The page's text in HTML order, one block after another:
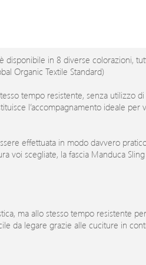
disponibile in 8 diverse colorazioni,
Organic Textile Standard)
tempo resistente, senza utilizzo
l’accompagnamento ideale per
effettuata in modo davvero
voi scegliate, la fascia Manduca
ma allo stesso tempo resistente per
da legare grazie alle cuciture in